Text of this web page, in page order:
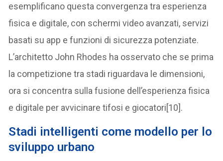
esemplificano questa convergenza tra esperienza
fisica e digitale, con schermi video avanzati, servizi
basati su app e funzioni di sicurezza potenziate.
L’architetto John Rhodes ha osservato che se prima
la competizione tra stadi riguardava le dimensioni,
ora si concentra sulla fusione dell’esperienza fisica
e digitale per avvicinare tifosi e giocatori[10].
Stadi intelligenti come modello per lo
sviluppo urbano